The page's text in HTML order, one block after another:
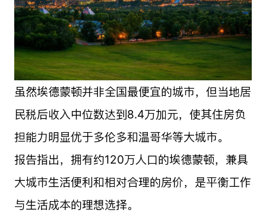
虽然埃德蒙顿并非全国最便宜的城市，但当地居
民税后收入中位数达到8.4万加元，使其住房负
担能力明显优于多伦多和温哥华等大城市。
报告指出，拥有约120万人口的埃德蒙顿，兼具
大城市生活便利和相对合理的房价，是平衡工作
与生活成本的理想选择。